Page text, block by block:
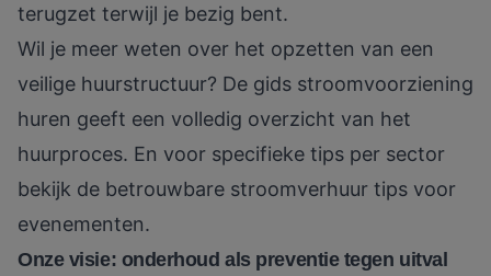
terugzet terwijl je bezig bent.
Wil je meer weten over het opzetten van een
veilige huurstructuur? De gids stroomvoorziening
huren geeft een volledig overzicht van het
huurproces. En voor specifieke tips per sector
bekijk de betrouwbare stroomverhuur tips voor
evenementen.
Onze visie: onderhoud als preventie tegen uitval